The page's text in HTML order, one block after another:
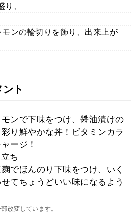
、
ンの輪切りを飾り、出来上が
ト
ンで下味をつけ、醤油漬けの
り鮮やかな丼！ビタミンカラ
ージ！
ち
でほんのり下味をつけ、いく
てちょうどいい味になるよう
改変しています。